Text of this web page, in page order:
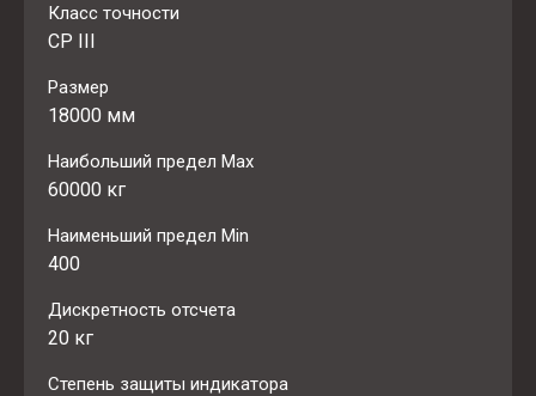
Класс точности
СР III
Размер
18000 мм
Наибольший предел Max
60000 кг
Наименьший предел Min
400
Дискретность отсчета
20 кг
Степень защиты индикатора